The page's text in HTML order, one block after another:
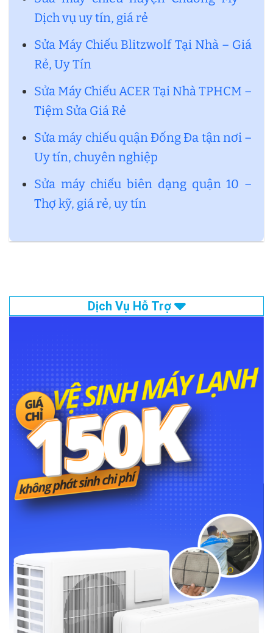
Dịch vụ uy tín, giá rẻ
Sửa Máy Chiếu Blitzwolf Tại Nhà – Giá
Rẻ, Uy Tín
Sửa Máy Chiếu ACER Tại Nhà TPHCM –
Tiệm Sửa Giá Rẻ
Sửa máy chiếu quận Đống Đa tận nơi –
Uy tín, chuyên nghiệp
Sửa máy chiếu biên dạng quận 10 –
Thợ kỹ, giá rẻ, uy tín
Dịch Vụ Hỗ Trợ